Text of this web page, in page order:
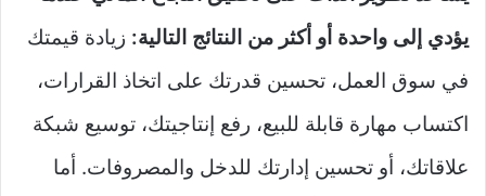
يؤدي إلى واحدة أو أكثر من النتائج التالية: زيادة قيمتك
في سوق العمل، تحسين قدرتك على اتخاذ القرارات،
اكتساب مهارة قابلة للبيع، رفع إنتاجيتك، توسيع شبكة
علاقاتك، أو تحسين إدارتك للدخل والمصروفات. أما